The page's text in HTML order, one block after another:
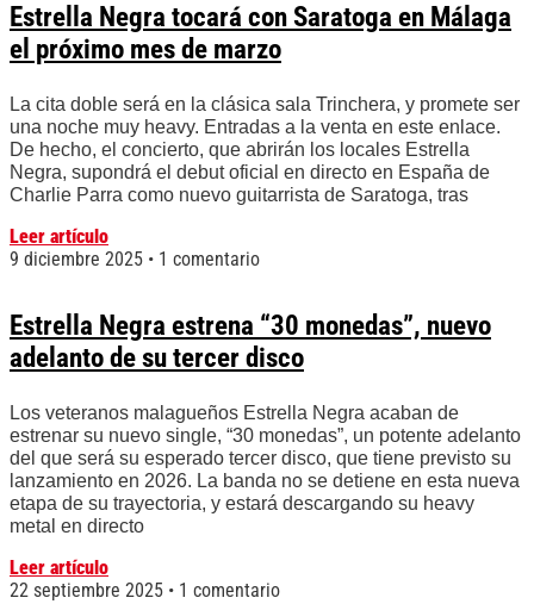
Estrella Negra tocará con Saratoga en Málaga
el próximo mes de marzo
La cita doble será en la clásica sala Trinchera, y promete ser
una noche muy heavy. Entradas a la venta en este enlace.
De hecho, el concierto, que abrirán los locales Estrella
Negra, supondrá el debut oficial en directo en España de
Charlie Parra como nuevo guitarrista de Saratoga, tras
Leer artículo
9 diciembre 2025
1 comentario
Estrella Negra estrena “30 monedas”, nuevo
adelanto de su tercer disco
Los veteranos malagueños Estrella Negra acaban de
estrenar su nuevo single, “30 monedas”, un potente adelanto
del que será su esperado tercer disco, que tiene previsto su
lanzamiento en 2026. La banda no se detiene en esta nueva
etapa de su trayectoria, y estará descargando su heavy
metal en directo
Leer artículo
22 septiembre 2025
1 comentario